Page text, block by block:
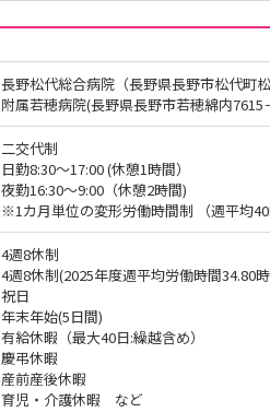
長野松代総合病院（長野県長野市松代町松
附属若穂病院(長野県長野市若穂綿内7615
二交代制
日勤8:30～17:00 (休憩1時間）
夜勤16:30～9:00（休憩2時間)
※1カ月単位の変形労働時間制 （週平均40
4週8休制
4週8休制(2025年度週平均労働時間34.80
祝日
年末年始(5日間)
有給休暇（最大40日:繰越含め）
慶弔休暇
産前産後休暇
育児・介護休暇 など